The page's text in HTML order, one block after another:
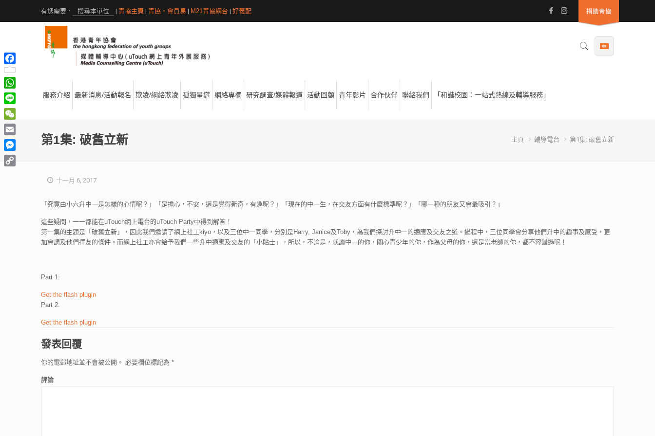
| 青協主頁 | 青協・會員易 | M21青協網台 | 好義配
服務介紹 最新消息/活動報名 欺凌/網絡欺凌 孤獨星遊 網絡專欄 研究調查/媒體報道 活動回顧 青年影片 合作伙伴 聯絡我們 「和諧校園：一站式熱線及輔導服務」
第1集: 破舊立新 主頁 輔導電台 第1集: 破舊立新
十一月 6, 2017
「究竟由小六升中一是怎樣的心情呢？」「是擔心，不安，還是覺得新奇，有趣呢？」「現在的中一生，在交友方面有什麼標準呢？」「哪一種的朋友又會最吸引？」
這些疑問，一一都能在uTouch網上電台的uTouch Party中得到解答！
第一集的主題是「破舊立新」，因此我們邀請了網上社工kiyo，以及三位中一同學，分別是Harry, Janice及Toby，為我們探討升中一的適應及交友之道。過程中，三位同學會分享他們升中的趣事及感受，更
加會講及他們擇友的條件。而網上社工亦會給予我們一些升中適應及交友的「小貼士」，所以，不論是，就讀中一的你，關心青少年的你，作為父母的你，還是當老師的你，都不容錯過呢！
Part 1:
Get the flash plugin
Part 2:
Get the flash plugin
發表回覆
你的電郵地址並不會被公開。 必要欄位標記為 *
評論
Facebook
WhatsApp
Line
WeChat
Email
Messenger